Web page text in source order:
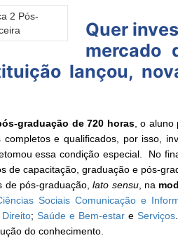
Quer
mercado
lançou,
graduação de 720 horas, o aluno
e qualificados, por isso,
essa condição especial. No
de capacitação, graduação e pós-
de pós-graduação,lato sensu, na
Sociais Comunicação e
; Saúde e Bem-estareServiços
do conhecimento.